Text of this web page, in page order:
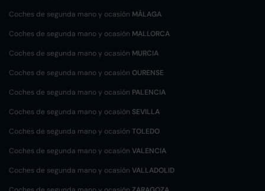
Coches de segunda mano y ocasión MÁLAGA
Coches de segunda mano y ocasión MALLORCA
Coches de segunda mano y ocasión MURCIA
Coches de segunda mano y ocasión OURENSE
Coches de segunda mano y ocasión PALENCIA
Coches de segunda mano y ocasión SEVILLA
Coches de segunda mano y ocasión TOLEDO
Coches de segunda mano y ocasión VALENCIA
Coches de segunda mano y ocasión VALLADOLID